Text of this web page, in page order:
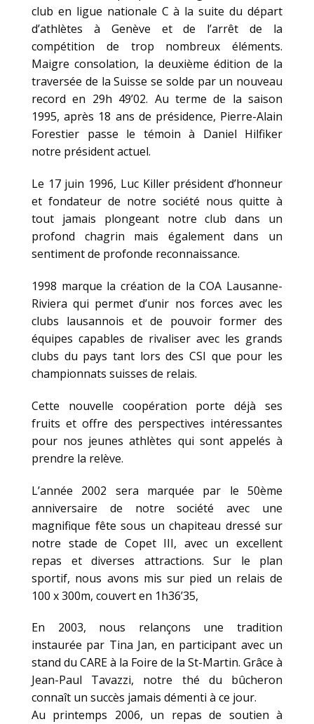
club en ligue nationale C à la suite du départ
d’athlètes à Genève et de l’arrêt de la
compétition de trop nombreux éléments.
Maigre consolation, la deuxième édition de la
traversée de la Suisse se solde par un nouveau
record en 29h 49’02. Au terme de la saison
1995, après 18 ans de présidence, Pierre-Alain
Forestier passe le témoin à Daniel Hilfiker
notre président actuel.
Le 17 juin 1996, Luc Killer président d’honneur
et fondateur de notre société nous quitte à
tout jamais plongeant notre club dans un
profond chagrin mais également dans un
sentiment de profonde reconnaissance.
1998 marque la création de la COA Lausanne-
Riviera qui permet d’unir nos forces avec les
clubs lausannois et de pouvoir former des
équipes capables de rivaliser avec les grands
clubs du pays tant lors des CSI que pour les
championnats suisses de relais.
Cette nouvelle coopération porte déjà ses
fruits et offre des perspectives intéressantes
pour nos jeunes athlètes qui sont appelés à
prendre la relève.
L’année 2002 sera marquée par le 50ème
anniversaire de notre société avec une
magnifique fête sous un chapiteau dressé sur
notre stade de Copet III, avec un excellent
repas et diverses attractions. Sur le plan
sportif, nous avons mis sur pied un relais de
100 x 300m, couvert en 1h36’35,
En 2003, nous relançons une tradition
instaurée par Tina Jan, en participant avec un
stand du CARE à la Foire de la St-Martin. Grâce à
Jean-Paul Tavazzi, notre thé du bûcheron
connaît un succès jamais démenti à ce jour.
Au printemps 2006, un repas de soutien à